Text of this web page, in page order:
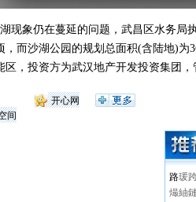
象仍在蔓延的问题，武昌区水务局
而沙湖公园的规划总面积(含陆地)为
，投资方为武汉地产开发投资集团，
开心网
间
路瑗
熶紬